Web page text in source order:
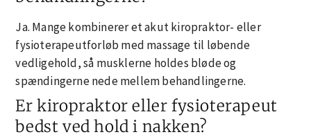
Ja. Mange kombinerer et akut kiropraktor- eller
fysioterapeutforløb med massage til løbende
vedligehold, så musklerne holdes bløde og
spændingerne nede mellem behandlingerne.
Er kiropraktor eller fysioterapeut
bedst ved hold i nakken?